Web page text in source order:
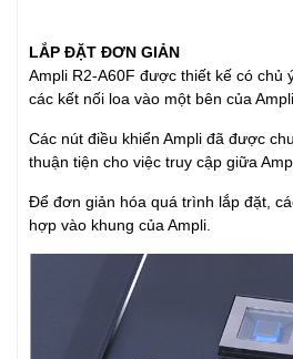
LẮP ĐẶT ĐƠN GIẢN
Ampli R2-A60F được thiết kế có chủ
các kết nối loa vào một bên của
Các nút điều khiển Ampli đã được
thuận tiện cho việc truy cập giữa
Để đơn giản hóa quá trình lắp đặt,
hợp vào khung của Ampli.